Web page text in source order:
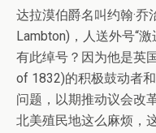
达拉漠伯爵名叫约翰·乔
Lambton)，人送外号“
有此绰号？因为他是英
of 1832)的积极鼓动者
问题，以期推动议会改
北美殖民地这么麻烦，